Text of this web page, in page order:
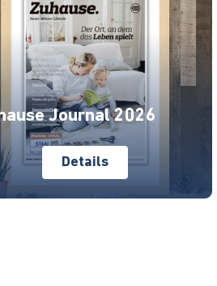
Journal 2026
Details